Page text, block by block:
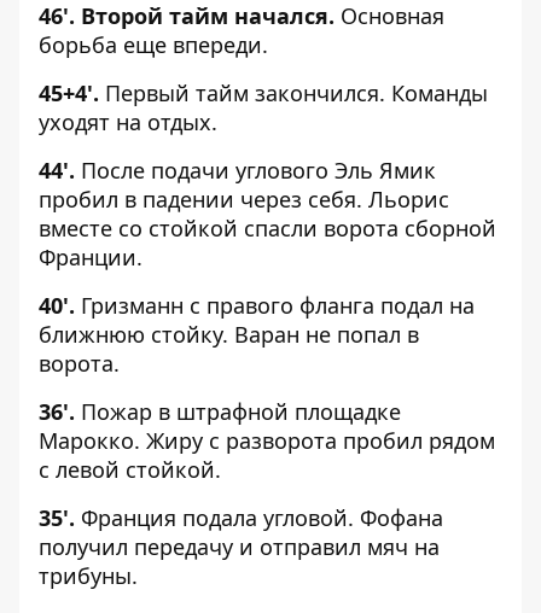
46'. Второй тайм начался. Основная
борьба еще впереди.
45+4'. Первый тайм закончился. Команды
уходят на отдых.
44'. После подачи углового Эль Ямик
пробил в падении через себя. Льорис
вместе со стойкой спасли ворота сборной
Франции.
40'. Гризманн с правого фланга подал на
ближнюю стойку. Варан не попал в
ворота.
36'. Пожар в штрафной площадке
Марокко. Жиру с разворота пробил рядом
с левой стойкой.
35'. Франция подала угловой. Фофана
получил передачу и отправил мяч на
трибуны.